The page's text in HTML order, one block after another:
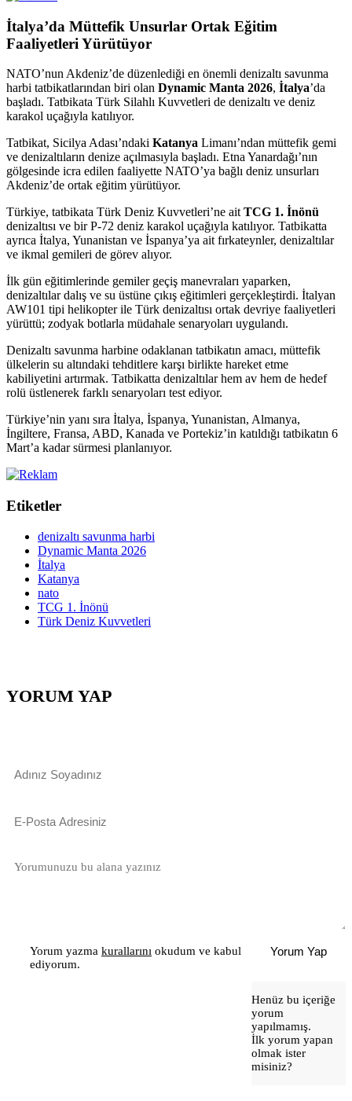
İtalya’da Müttefik Unsurlar Ortak Eğitim
Faaliyetleri Yürütüyor
NATO’nun Akdeniz’de düzenlediği en önemli denizaltı savunma
harbi tatbikatlarından biri olan Dynamic Manta 2026, İtalya’da
başladı. Tatbikata Türk Silahlı Kuvvetleri de denizaltı ve deniz
karakol uçağıyla katılıyor.
Tatbikat, Sicilya Adası’ndaki Katanya Limanı’ndan müttefik gemi
ve denizaltıların denize açılmasıyla başladı. Etna Yanardağı’nın
gölgesinde icra edilen faaliyette NATO’ya bağlı deniz unsurları
Akdeniz’de ortak eğitim yürütüyor.
Türkiye, tatbikata Türk Deniz Kuvvetleri’ne ait TCG 1. İnönü
denizaltısı ve bir P-72 deniz karakol uçağıyla katılıyor. Tatbikatta
ayrıca İtalya, Yunanistan ve İspanya’ya ait fırkateynler, denizaltılar
ve ikmal gemileri de görev alıyor.
İlk gün eğitimlerinde gemiler geçiş manevraları yaparken,
denizaltılar dalış ve su üstüne çıkış eğitimleri gerçekleştirdi. İtalyan
AW101 tipi helikopter ile Türk denizaltısı ortak devriye faaliyetleri
yürüttü; zodyak botlarla müdahale senaryoları uygulandı.
Denizaltı savunma harbine odaklanan tatbikatın amacı, müttefik
ülkelerin su altındaki tehditlere karşı birlikte hareket etme
kabiliyetini artırmak. Tatbikatta denizaltılar hem av hem de hedef
rolü üstlenerek farklı senaryoları test ediyor.
Türkiye’nin yanı sıra İtalya, İspanya, Yunanistan, Almanya,
İngiltere, Fransa, ABD, Kanada ve Portekiz’in katıldığı tatbikatın 6
Mart’a kadar sürmesi planlanıyor.
Etiketler
denizaltı savunma harbi
Dynamic Manta 2026
İtalya
Katanya
nato
TCG 1. İnönü
Türk Deniz Kuvvetleri
YORUM YAP
Yorum yazma kurallarını okudum ve kabul
ediyorum.
Yorum Yap
Henüz bu içeriğe
yorum
yapılmamış.
İlk yorum yapan
olmak ister
misiniz?